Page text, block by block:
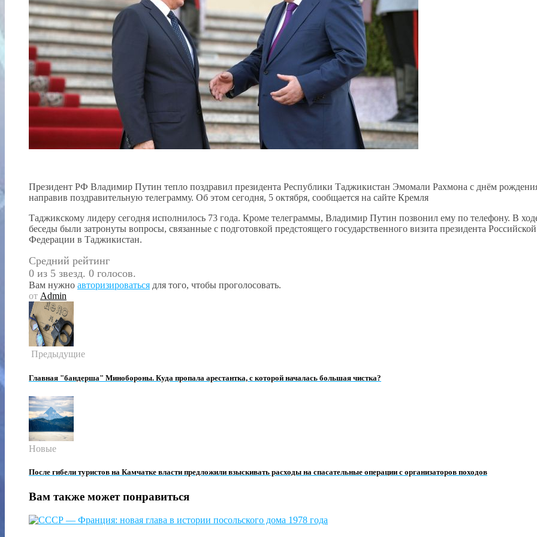
Президент РФ Владимир Путин тепло поздравил президента Республики Таджикистан Эмомали Рахмона с днём
направив поздравительную телеграмму. Об этом сегодня, 5 октября, сообщается на сайте Кремля
Таджикскому лидеру сегодня исполнилось 73 года. Кроме телеграммы, Владимир Путин позвонил ему по телефону. В
беседы были затронуты вопросы, связанные с подготовкой предстоящего государственного визита президента Российской
Федерации в Таджикистан.
Средний рейтинг
0 из 5 звезд. 0 голосов.
Вам нужно авторизироваться для того, чтобы проголосовать.
от Admin
Предыдущие
Главная "бандерша" Минобороны. Куда пропала арестантка, с которой началась большая чистка?
Новые
После гибели туристов на Камчатке власти предложили взыскивать расходы на спасательные операции с организаторов походов
Вам также может понравиться